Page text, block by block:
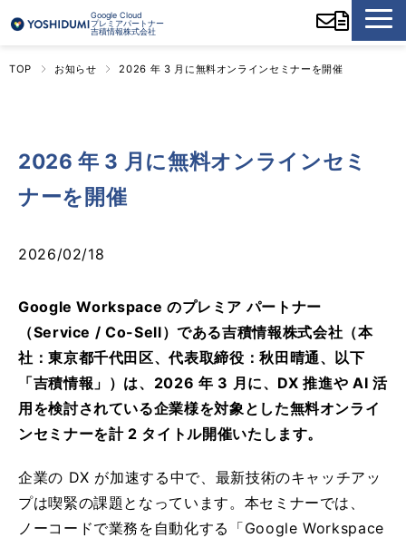
Google Cloud
プレミアパートナー
吉積情報株式会社
TOP お知らせ 2026 年 3 月に無料オンラインセミナーを開催
2026 年 3 月に無料オンラインセミ
ナーを開催
2026/02/18
Google Workspace のプレミア パートナー
（Service / Co-Sell）である吉積情報株式会社（本
社：東京都千代田区、代表取締役：秋田晴通、以下
「吉積情報」）は、2026 年 3 月に、DX 推進や AI 活
用を検討されている企業様を対象とした無料オンライ
ンセミナーを計 2 タイトル開催いたします。
企業の DX が加速する中で、最新技術のキャッチアッ
プは喫緊の課題となっています。本セミナーでは、
ノーコードで業務を自動化する「Google Workspace